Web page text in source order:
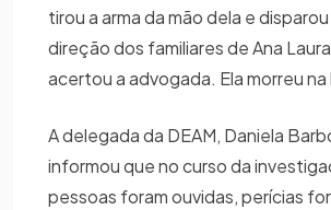
tirou a arma da mão dela e
direção dos familiares de Ana
acertou a advogada. Ela morreu na
A delegada da DEAM, Daniela
informou que no curso da
pessoas foram ouvidas, perícias